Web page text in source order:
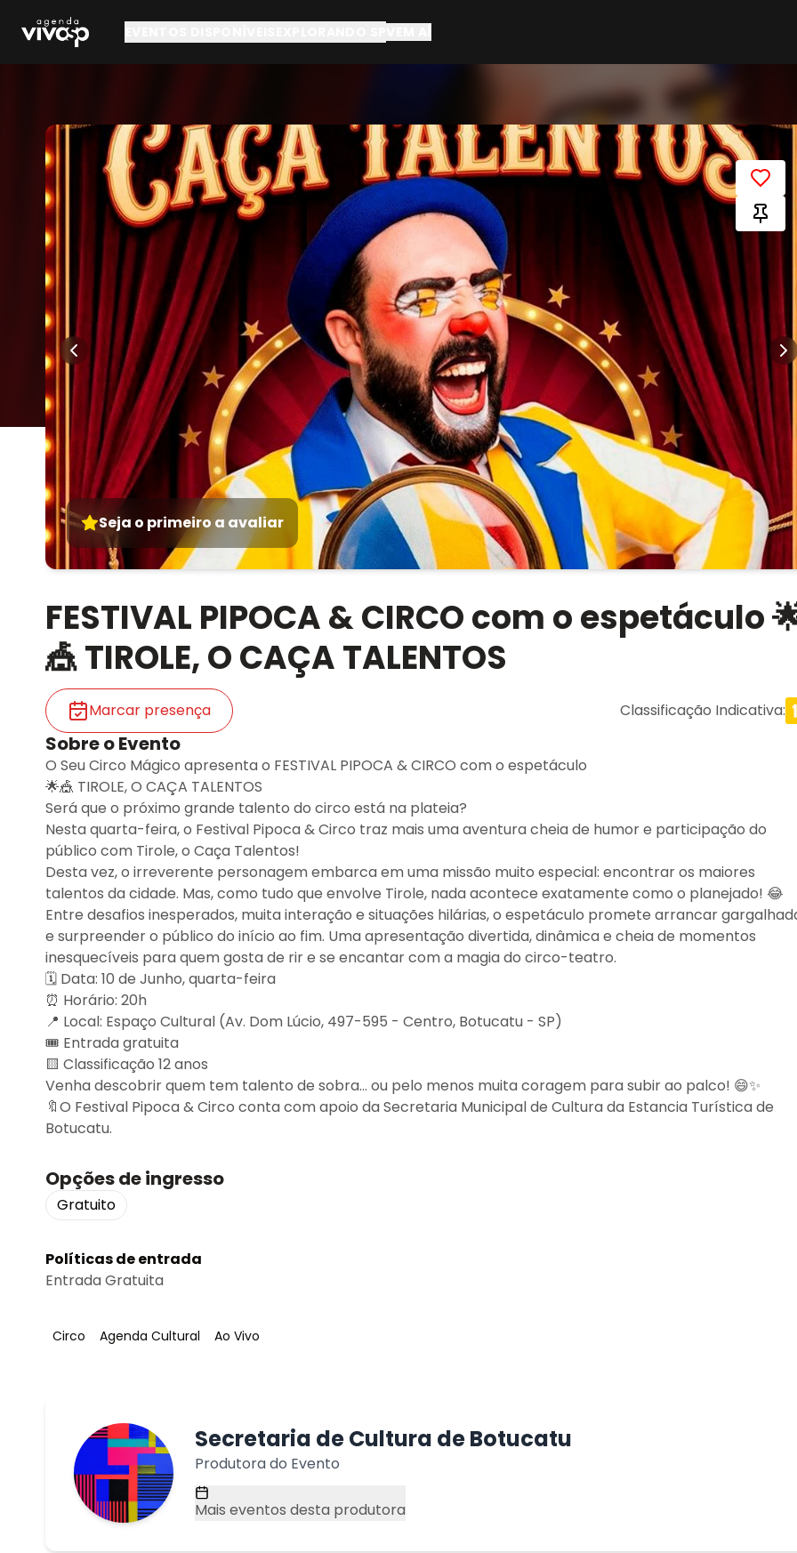
Seja o primeiro a avaliar
FESTIVAL PIPOCA & CIRCO com o espetáculo
🎪 TIROLE, O CAÇA TALENTOS
Marcar presença Classificação Indicativa:
Sobre o Evento
O Seu Circo Mágico apresenta o FESTIVAL PIPOCA & CIRCO com o espetáculo
🌟🎪 TIROLE, O CAÇA TALENTOS
Será que o próximo grande talento do circo está na plateia?
Nesta quarta-feira, o Festival Pipoca & Circo traz mais uma aventura cheia de humor e participação do
público com Tirole, o Caça Talentos!
Desta vez, o irreverente personagem embarca em uma missão muito especial: encontrar os maiores
talentos da cidade. Mas, como tudo que envolve Tirole, nada acontece exatamente como o planejado! 😂
Entre desafios inesperados, muita interação e situações hilárias, o espetáculo promete arrancar
e surpreender o público do início ao fim. Uma apresentação divertida, dinâmica e cheia de momentos
inesquecíveis para quem gosta de rir e se encantar com a magia do circo-teatro.
🗓️ Data: 10 de Junho, quarta-feira
⏰ Horário: 20h
📍 Local: Espaço Cultural (Av. Dom Lúcio, 497-595 - Centro, Botucatu - SP)
🎟️ Entrada gratuita
🟨 Classificação 12 anos
Venha descobrir quem tem talento de sobra... ou pelo menos muita coragem para subir ao palco! 😄✨
🔖O Festival Pipoca & Circo conta com apoio da Secretaria Municipal de Cultura da Estancia Turística de
Botucatu.
Opções de ingresso
Gratuito
Políticas de entrada
Entrada Gratuita
Tag:
Circo Tag:
Agenda Cultural Tag:
Ao Vivo
Secretaria de Cultura de Botucatu
Produtora do Evento
Mais eventos desta produtora